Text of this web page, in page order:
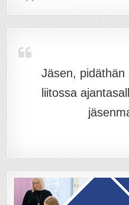
Jäsen, pidäthän
liitossa